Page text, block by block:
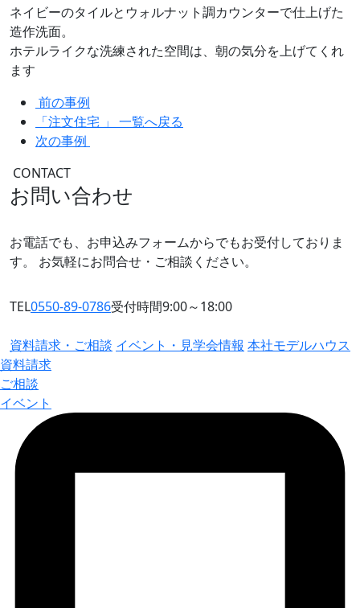
ネイビーのタイルとウォルナット調カウンターで仕上げた
造作洗面。
ホテルライクな洗練された空間は、朝の気分を上げてくれ
ます
前の事例
「注文住宅 」 一覧へ戻る
次の事例
CONTACT
お問い合わせ
お電話でも、お申込みフォームからでもお受付しておりま
す。
お気軽にお問合せ・ご相談ください。
TEL0550-89-0786受付時間9:00～18:00
資料請求・ご相談 イベント・見学会情報 本社モデルハウス
資料請求
ご相談
イベント